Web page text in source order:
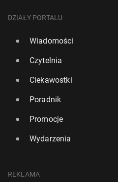
DZIAŁY PORTALU
Wiadomości
Czytelnia
Ciekawostki
Poradnik
Promocje
Wydarzenia
REKLAMA